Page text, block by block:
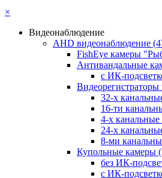
×
Видеонаблюдение
AHD видеонаблюдение
FishEye камеры
Антивандальные
с ИК-
32-х
16-ти
4-х канальные
24-х
8-ми
Купольные камеры
без ИК-
с ИК-